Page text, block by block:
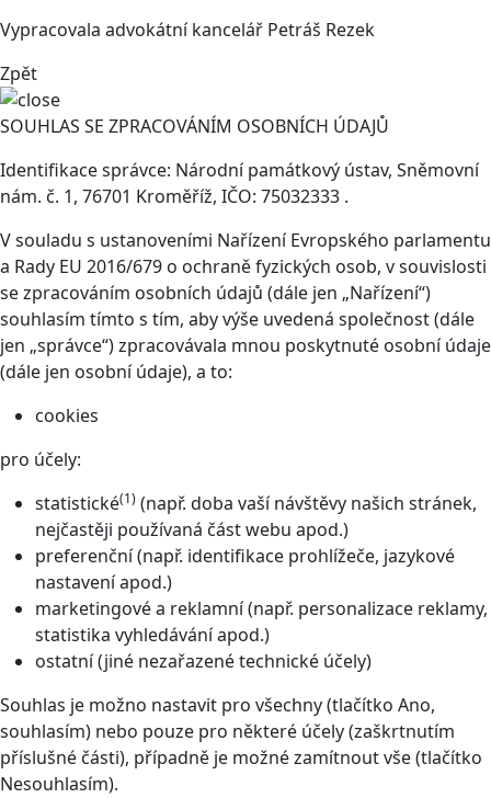
Vypracovala advokátní kancelář Petráš Rezek
Zpět
SOUHLAS SE ZPRACOVÁNÍM OSOBNÍCH ÚDAJŮ
Identifikace správce: Národní památkový ústav, Sněmovní
nám. č. 1, 76701 Kroměříž, IČO: 75032333 .
V souladu s ustanoveními Nařízení Evropského parlamentu
a Rady EU 2016/679 o ochraně fyzických osob, v souvislosti
se zpracováním osobních údajů (dále jen „Nařízení“)
souhlasím tímto s tím, aby výše uvedená společnost (dále
jen „správce“) zpracovávala mnou poskytnuté osobní údaje
(dále jen osobní údaje), a to:
cookies
pro účely:
statistické(1) (např. doba vaší návštěvy našich stránek,
nejčastěji používaná část webu apod.)
preferenční (např. identifikace prohlížeče, jazykové
nastavení apod.)
marketingové a reklamní (např. personalizace reklamy,
statistika vyhledávání apod.)
ostatní (jiné nezařazené technické účely)
Souhlas je možno nastavit pro všechny (tlačítko Ano,
souhlasím) nebo pouze pro některé účely (zaškrtnutím
příslušné části), případně je možné zamítnout vše (tlačítko
Nesouhlasím).